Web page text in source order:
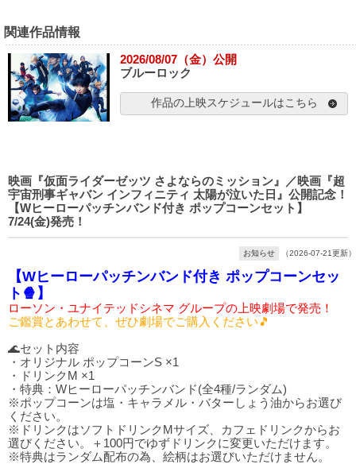
関連作品情報
2026/08/07（金）公開
ブルーロック
作品の上映スケジュールはこちら
映画『仮面ライダーゼッツ さよならのミッション』／映画『超
宇宙刑事ギャバン インフィニティ 太陽が泣いた日』公開記念！
【Wヒーローパッチンバンド付き ポップコーンセット】
7/24(金)発売！
お知らせ （2026-07-21更新）
【Wヒーローパッチンバンド付き ポップコーンセッ
ト🍿】
ローソン・ユナイテッドシネマ グループの上映劇場で発売！
ご鑑賞とあわせて、ぜひ劇場でご購入ください🎵
🌊セット内容
・オリジナル ポップコーンS ×1
・ドリンクM ×1
・特典：Wヒーローパッチンバンド(全4種/ランダム)
※ポップコーンは塩・キャラメル・バターしょう油からお選び
ください。
※ドリンクはソフトドリンクMサイズ、カフェドリンクからお
選びください。＋100円でゆずドリンクに変更いただけます。
※特典はランダム配布の為、絵柄はお選びいただけません。